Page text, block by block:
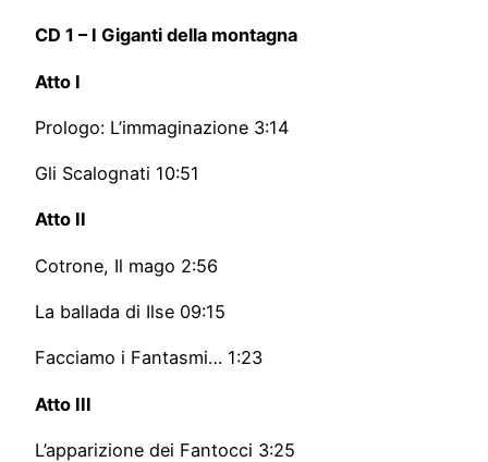
CD 1 – I Giganti della montagna
Atto I
Prologo: L’immaginazione 3:14
Gli Scalognati 10:51
Atto II
Cotrone, Il mago 2:56
La ballada di Ilse 09:15
Facciamo i Fantasmi… 1:23
Atto III
L’apparizione dei Fantocci 3:25